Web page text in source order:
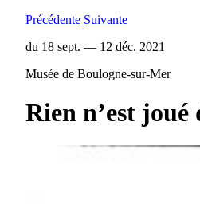
Précédente Suivante
du 18 sept. — 12 déc. 2021
Musée de Boulogne-sur-Mer
Rien n’est joué